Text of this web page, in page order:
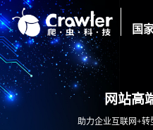
国
网站高
助力企业互联网+转